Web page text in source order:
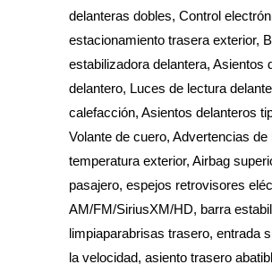
delanteras dobles, Control
estacionamiento trasera exterior,
estabilizadora delantera, Asientos
delantero, Luces de lectura
calefacción, Asientos delanteros
Volante de cuero, Advertencias
temperatura exterior, Airbag
pasajero, espejos retrovisores
AM/FM/SiriusXM/HD, barra
limpiaparabrisas trasero, entrada
la velocidad, asiento trasero